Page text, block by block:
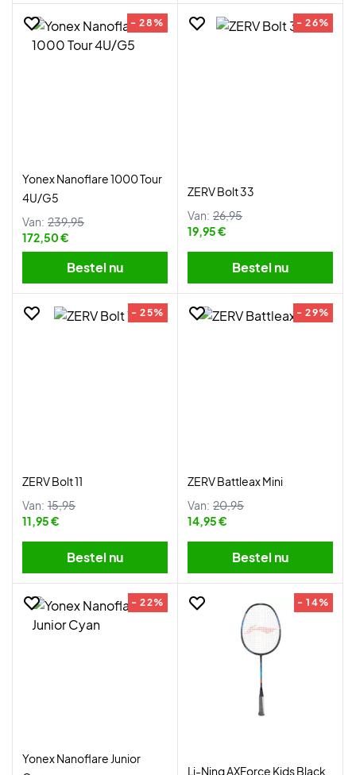
- 28%
Yonex Nanoflare 1000 Tour
4U/G5
Van: 239,95
172,50 €
Bestel nu
- 26%
ZERV Bolt 33
Van: 26,95
19,95 €
Bestel nu
- 25%
ZERV Bolt 11
Van: 15,95
11,95 €
Bestel nu
- 29%
ZERV Battleax Mini
Van: 20,95
14,95 €
Bestel nu
- 22%
Yonex Nanoflare Junior
- 14%
Li-Ning AXForce Kids Black